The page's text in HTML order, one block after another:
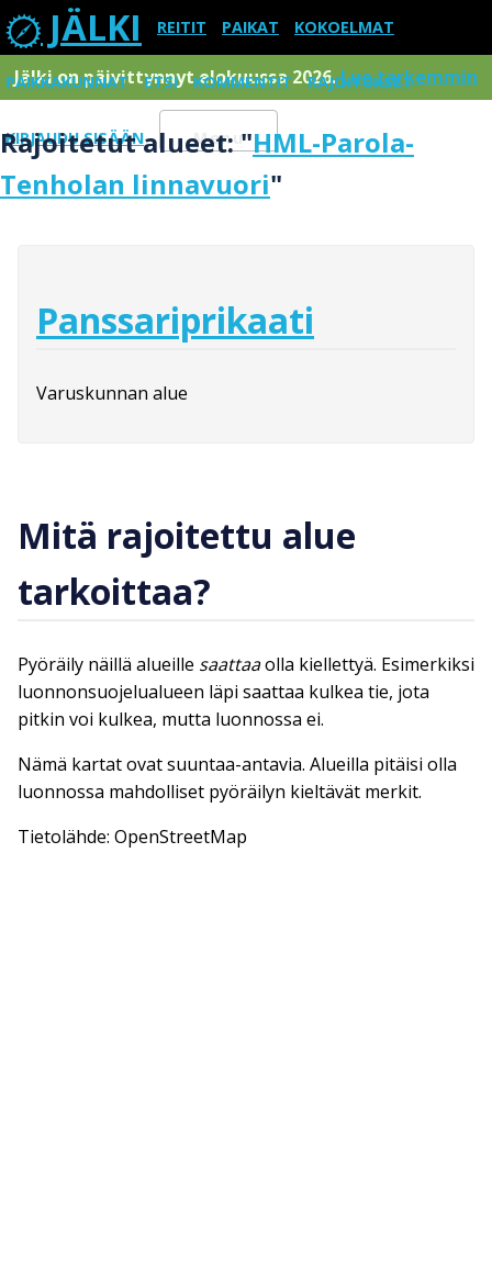
JÄLKI REITIT PAIKAT KOKOELMAT
PAIKKAKUNNAT ETSI KOMMENTIT RAJOITUKSET
KIRJAUDU SISÄÄN Menu
Jälki on päivittynnyt elokuussa 2026.Lue tarkemmin
Rajoitetut alueet: "HML-Parola-
Tenholan linnavuori"
Panssariprikaati
Varuskunnan alue
Mitä rajoitettu alue
tarkoittaa?
Pyöräily näillä alueille saattaaolla kiellettyä. Esimerkiksi
luonnonsuojelualueen läpi saattaa kulkea tie, jota
pitkin voi kulkea, mutta luonnossa ei.
Nämä kartat ovat suuntaa-antavia. Alueilla pitäisi olla
luonnossa mahdolliset pyöräilyn kieltävät merkit.
Tietolähde: OpenStreetMap